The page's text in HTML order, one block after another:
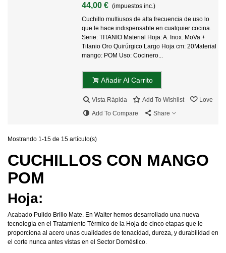
44,00 € (impuestos inc.)
Cuchillo multiusos de alta frecuencia de uso lo
que le hace indispensable en cualquier cocina.
Serie: TITANIO Material Hoja: A. Inox. MoVa +
Titanio Oro Quirúrgico Largo Hoja cm: 20Material
mango: POM Uso: Cocinero...
Añadir Al Carrito
Vista Rápida Add To Wishlist
Love
Add To Compare
Share
Mostrando 1-15 de 15 artículo(s)
CUCHILLOS CON MANGO
POM
Hoja:
Acabado Pulido Brillo Mate. En Walter hemos desarrollado una nueva
tecnología en el Tratamiento Térmico de la Hoja de cinco etapas que le
proporciona al acero unas cualidades de tenacidad, dureza, y durabilidad en
el corte nunca antes vistas en el Sector Doméstico.